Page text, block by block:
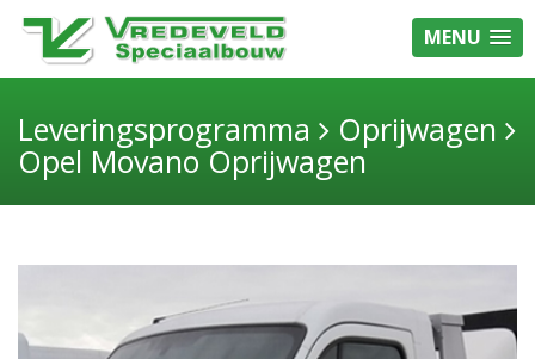
MENU
Leveringsprogramma Oprijwagen
Opel Movano Oprijwagen